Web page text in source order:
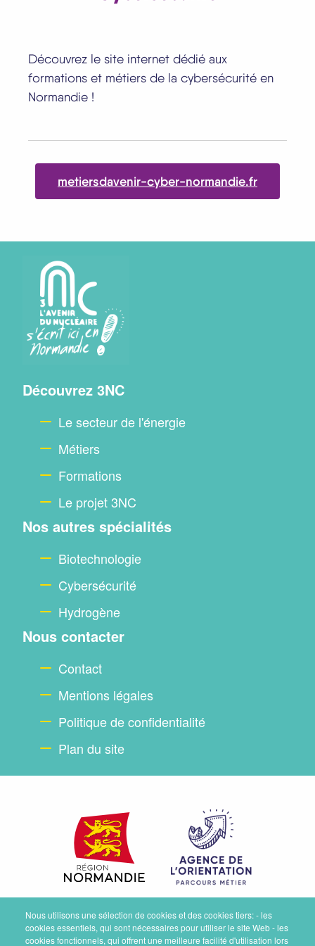
Découvrez le site internet dédié aux
formations et métiers de la cybersécurité en
Normandie !
metiersdavenir-cyber-normandie.fr
Menu
Découvrez 3NC
Le secteur de l'énergie
Métiers
Formations
Le projet 3NC
Nos autres spécialités
Biotechnologie
Cybersécurité
Hydrogène
Nous contacter
Contact
Mentions légales
Politique de confidentialité
Plan du site
Nous utilisons une sélection de cookies et des cookies tiers: - les
cookies essentiels, qui sont nécessaires pour utiliser le site Web - les
cookies fonctionnels, qui offrent une meilleure facilité d'utilisation lors